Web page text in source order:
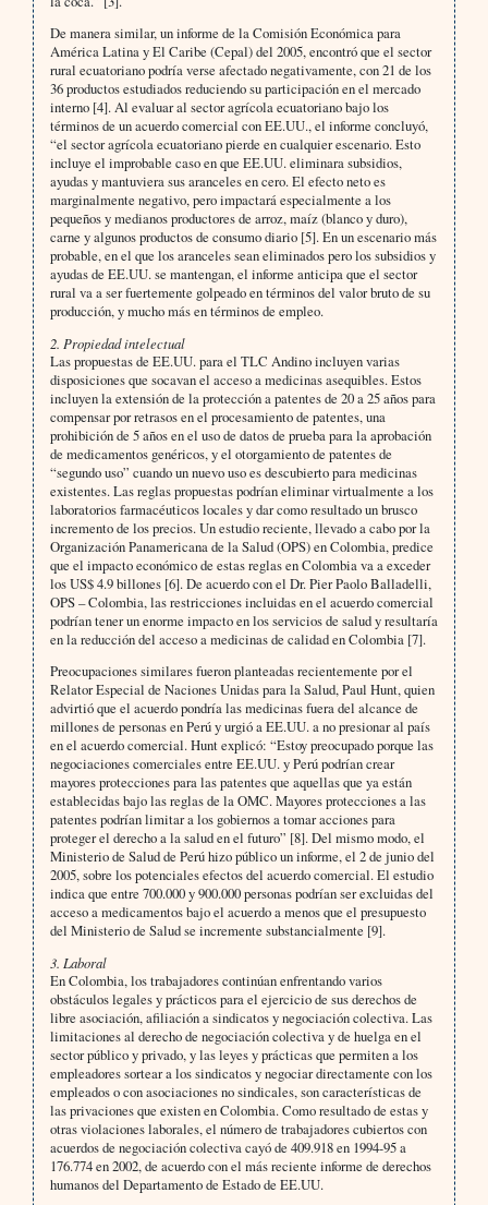
De manera similar, un informe de la Comisión Económica para
América Latina y El Caribe (Cepal) del 2005, encontró que el sector
rural ecuatoriano podría verse afectado negativamente, con 21 de los
36 productos estudiados reduciendo su participación en el mercado
interno [4]. Al evaluar al sector agrícola ecuatoriano bajo los
términos de un acuerdo comercial con EE.UU., el informe concluyó,
“el sector agrícola ecuatoriano pierde en cualquier escenario. Esto
incluye el improbable caso en que EE.UU. eliminara subsidios,
ayudas y mantuviera sus aranceles en cero. El efecto neto es
marginalmente negativo, pero impactará especialmente a los
pequeños y medianos productores de arroz, maíz (blanco y duro),
carne y algunos productos de consumo diario [5]. En un escenario más
probable, en el que los aranceles sean eliminados pero los subsidios y
ayudas de EE.UU. se mantengan, el informe anticipa que el sector
rural va a ser fuertemente golpeado en términos del valor bruto de su
producción, y mucho más en términos de empleo.
2. Propiedad intelectual
Las propuestas de EE.UU. para el TLC Andino incluyen varias
disposiciones que socavan el acceso a medicinas asequibles. Estos
incluyen la extensión de la protección a patentes de 20 a 25 años para
compensar por retrasos en el procesamiento de patentes, una
prohibición de 5 años en el uso de datos de prueba para la aprobación
de medicamentos genéricos, y el otorgamiento de patentes de
“segundo uso” cuando un nuevo uso es descubierto para medicinas
existentes. Las reglas propuestas podrían eliminar virtualmente a los
laboratorios farmacéuticos locales y dar como resultado un brusco
incremento de los precios. Un estudio reciente, llevado a cabo por la
Organización Panamericana de la Salud (OPS) en Colombia, predice
que el impacto económico de estas reglas en Colombia va a exceder
los US$ 4.9 billones [6]. De acuerdo con el Dr. Pier Paolo Balladelli,
OPS – Colombia, las restricciones incluidas en el acuerdo comercial
podrían tener un enorme impacto en los servicios de salud y resultaría
en la reducción del acceso a medicinas de calidad en Colombia [7].
Preocupaciones similares fueron planteadas recientemente por el
Relator Especial de Naciones Unidas para la Salud, Paul Hunt, quien
advirtió que el acuerdo pondría las medicinas fuera del alcance de
millones de personas en Perú y urgió a EE.UU. a no presionar al país
en el acuerdo comercial. Hunt explicó: “Estoy preocupado porque las
negociaciones comerciales entre EE.UU. y Perú podrían crear
mayores protecciones para las patentes que aquellas que ya están
establecidas bajo las reglas de la OMC. Mayores protecciones a las
patentes podrían limitar a los gobiernos a tomar acciones para
proteger el derecho a la salud en el futuro” [8]. Del mismo modo, el
Ministerio de Salud de Perú hizo público un informe, el 2 de junio del
2005, sobre los potenciales efectos del acuerdo comercial. El estudio
indica que entre 700.000 y 900.000 personas podrían ser excluidas del
acceso a medicamentos bajo el acuerdo a menos que el presupuesto
del Ministerio de Salud se incremente substancialmente [9].
3. Laboral
En Colombia, los trabajadores continúan enfrentando varios
obstáculos legales y prácticos para el ejercicio de sus derechos de
libre asociación, afiliación a sindicatos y negociación colectiva. Las
limitaciones al derecho de negociación colectiva y de huelga en el
sector público y privado, y las leyes y prácticas que permiten a los
empleadores sortear a los sindicatos y negociar directamente con los
empleados o con asociaciones no sindicales, son características de
las privaciones que existen en Colombia. Como resultado de estas y
otras violaciones laborales, el número de trabajadores cubiertos con
acuerdos de negociación colectiva cayó de 409.918 en 1994-95 a
176.774 en 2002, de acuerdo con el más reciente informe de derechos
humanos del Departamento de Estado de EE.UU.